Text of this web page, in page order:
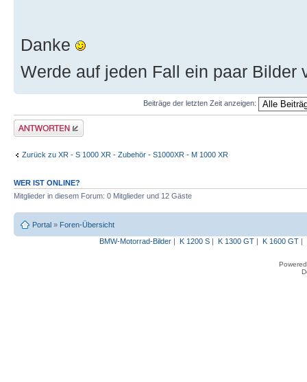
Danke
Werde auf jeden Fall ein paar Bilder
Beiträge der letzten Zeit anzeigen:
Antwort erstellen
Zurück zu XR - S 1000 XR - Zubehör - S1000XR - M 1000 XR
WER IST ONLINE?
Mitglieder in diesem Forum: 0 Mitglieder und 12 Gäste
Portal » Foren-Übersicht
BMW-Motorrad-Bilder| K 1200 S| K 1300 GT| K 1600 GT|